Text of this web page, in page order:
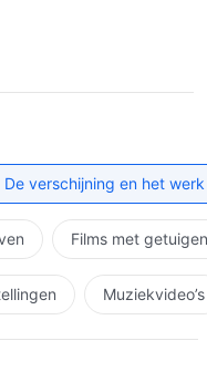
verschijning en het
Films met
Muziekvideo’s